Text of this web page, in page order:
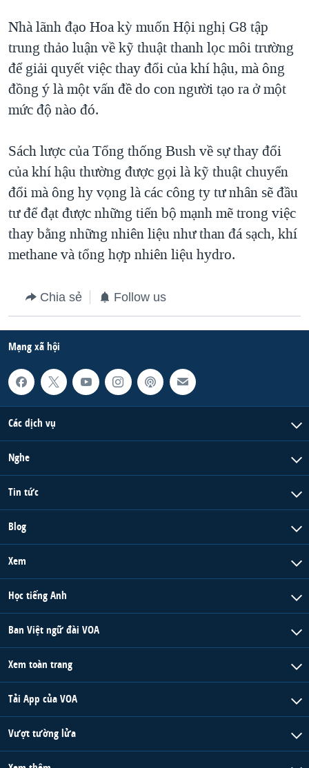
GIÁO DỤC
CHI PHÍ CHIẾN TRANH AFGHANISTAN
CÁC GIÁ TRỊ CỘNG HÒA Ở VIỆT NAM
THƯỢNG ĐỈNH TRUMP-KIM TẠI VIỆT NAM
TRỊNH VĨNH BÌNH VS. CHÍNH PHỦ VIỆT NAM
NGƯ DÂN VIỆT VÀ LÀN SÓNG TRỘM HẢI SÂM
BÊN KIA QUỐC LỘ: TIẾNG VỌNG TỪ NÔNG THÔN MỸ
QUAN HỆ VIỆT MỸ
Nhà lãnh đạo Hoa kỳ muốn Hội nghị G8 tập
trung thảo luận về kỹ thuật thanh lọc môi trường
để giải quyết việc thay đổi của khí hậu, mà ông
đồng ý là một vấn đề do con người tạo ra ở một
mức độ nào đó.
Sách lược của Tổng thống Bush về sự thay đổi
của khí hậu thường được gọi là kỹ thuật chuyển
đổi mà ông hy vọng là các công ty tư nhân sẽ đầu
tư để đạt được những tiến bộ mạnh mẽ trong việc
thay bằng những nhiên liệu như than đá sạch, khí
methane và tổng hợp nhiên liệu hydro.
Chia sẻ Follow us
Mạng xã hội
Các dịch vụ
Nghe
Tin tức
Blog
Xem
Học tiếng Anh
Ban Việt ngữ đài VOA
Xem toàn trang
Tải App của VOA
Vượt tường lửa